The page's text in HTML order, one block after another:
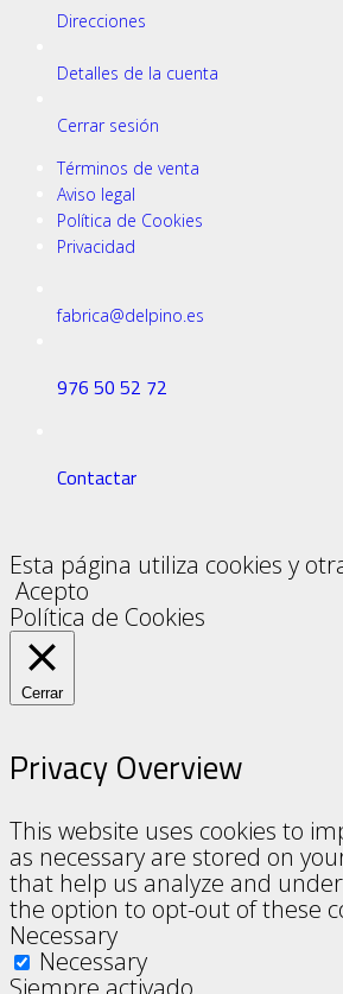
Direcciones
Detalles de la cuenta
Cerrar sesión
Términos de venta
Aviso legal
Política de Cookies
Privacidad
fabrica@delpino.es
976 50 52 72
Contactar
Esta página utiliza cookies y
Acepto
Política de Cookies
Cerrar
Privacy Overview
This website uses cookies to
as necessary are stored on
that help us analyze and
the option to opt-out of these
Necessary
Necessary